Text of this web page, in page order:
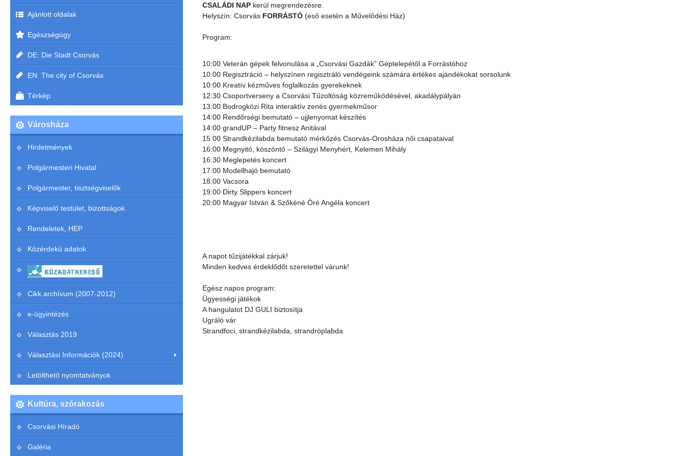
CSALÁDI NAPkerül megrendezésre.
Helyszín: CsorvásFORRÁSTÓ(eső esetén a Művelődési Ház)
Program:
10:00 Veterán gépek felvonulása a „Csorvási Gazdák” Géptelepétől a Forrástóhoz
10:00 Regisztráció – helyszínen regisztráló vendégeink számára értékes ajándékokat sorsolunk
10:00 Kreatív kézműves foglalkozás gyerekeknek
12:30 Csoportverseny a Csorvási Tűzoltóság közreműködésével, akadálypályán
13:00 Bodrogközi Rita interaktív zenés gyermekműsor
14:00 Rendőrségi bemutató – ujjlenyomat készítés
14:00 grandUP – Party fitnesz Anitával
15:00 Strandkézilabda bemutató mérkőzés Csorvás-Orosháza női csapataival
16:00 Megnyitó, köszöntő – Szilágyi Menyhért, Kelemen Mihály
16:30 Meglepetés koncert
17:00 Modellhajó bemutató
18:00 Vacsora
19:00 Dirty Slippers koncert
20:00 Magyar István & Szőkéné Óré Angéla koncert
A napot tűzijátékkal zárjuk!
Minden kedves érdeklődőt szeretettel várunk!
Egész napos program:
Ügyességi játékok
A hangulatot DJ GULI biztosítja
Ugráló vár
Strandfoci, strandkézilabda, strandröplabda
Ajánlott oldalak
Egészségügy
DE: Die Stadt Csorvás
EN: The city of Csorvás
Térkép
Városháza
Hirdetmények
Polgármesteri Hivatal
Polgármester, tisztségviselők
Képviselő testület, bizottságok
Rendeletek, HEP
Közérdekű adatok
Cikk archívum (2007-2012)
e-ügyintézés
Választás 2019
Választási Információk (2024)
Letölthető nyomtatványok
Kultúra, szórakozás
Csorvási Híradó
Galéria